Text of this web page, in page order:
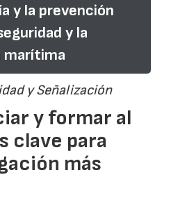
y la prevención
y la
marítima
y Señalización
y formar al
clave para
más